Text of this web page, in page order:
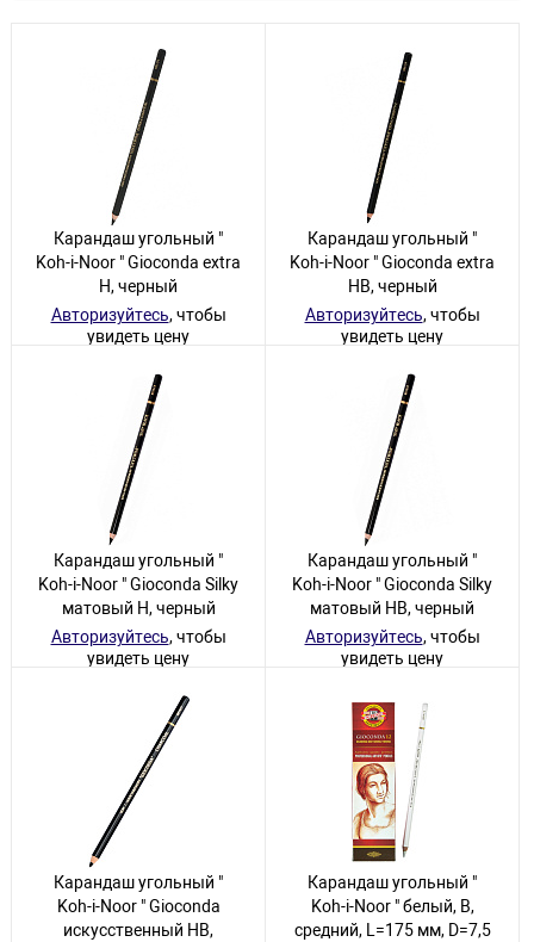
Карандаш угольный "
Koh-i-Noor " Gioconda extra
Н, черный
Авторизуйтесь, чтобы
увидеть цену
48 товаров
Карандаш угольный "
Koh-i-Noor " Gioconda extra
НВ, черный
Авторизуйтесь, чтобы
увидеть цену
48 товаров
Карандаш угольный "
Koh-i-Noor " Gioconda Silky
матовый H, черный
Авторизуйтесь, чтобы
увидеть цену
36 товаров
Карандаш угольный "
Koh-i-Noor " Gioconda Silky
матовый HB, черный
Авторизуйтесь, чтобы
увидеть цену
Карандаш угольный "
Koh-i-Noor " Gioconda
искусственный НВ,
Карандаш угольный "
Koh-i-Noor " белый, B,
средний, L=175 мм, D=7,5